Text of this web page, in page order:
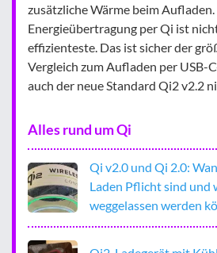
zusätzliche Wärme beim
Energieübertragung per Qi ist
effizienteste. Das ist sicher der
Vergleich zum Aufladen per USB-
auch der neue Standard Qi2 v2.2
Alles rund um Qi
Qi v2.0 und Qi 2.0:
Laden Pflicht sind und
weggelassen werden